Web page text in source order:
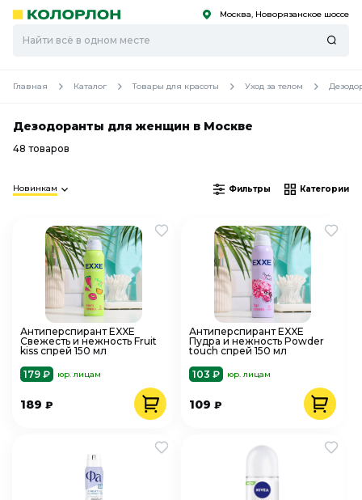
Скоро
Скоро Москва, Новорязанское шоссе
Главная Каталог Товары для красоты Уход за телом
Дезодоранты для женщин в Москве
48 товаров
Новинкам Фильтры Категории
Антиперспирант EXXE
Свежесть и нежность Fruit
kiss спрей 150 мл
179 ₽
юр. лицам
189 ₽
Антиперспирант EXXE
Пудра и нежность Powder
touch спрей 150 мл
103 ₽
юр. лицам
109₽